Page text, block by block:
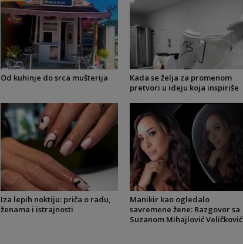
Od kuhinje do srca mušterija
Kada se želja za promenom
pretvori u ideju koja inspiriše
Iza lepih noktiju: priča o radu,
ženama i istrajnosti
Manikir kao ogledalo
savremene žene: Razgovor sa
Suzanom Mihajlović Veličković